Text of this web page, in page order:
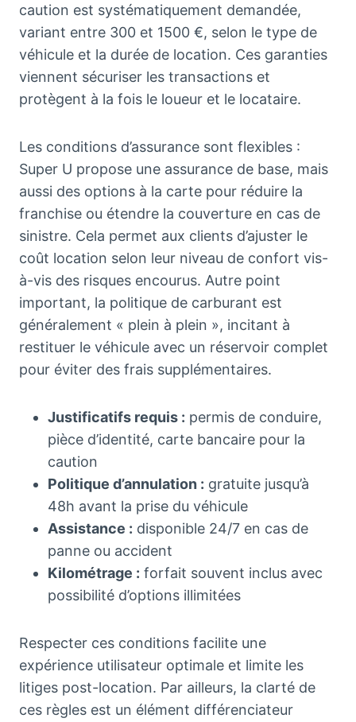
caution est systématiquement demandée,
variant entre 300 et 1500 €, selon le type de
véhicule et la durée de location. Ces garanties
viennent sécuriser les transactions et
protègent à la fois le loueur et le locataire.
Les conditions d’assurance sont flexibles :
Super U propose une assurance de base, mais
aussi des options à la carte pour réduire la
franchise ou étendre la couverture en cas de
sinistre. Cela permet aux clients d’ajuster le
coût location selon leur niveau de confort vis-
à-vis des risques encourus. Autre point
important, la politique de carburant est
généralement « plein à plein », incitant à
restituer le véhicule avec un réservoir complet
pour éviter des frais supplémentaires.
Justificatifs requis : permis de conduire,
pièce d’identité, carte bancaire pour la
caution
Politique d’annulation : gratuite jusqu’à
48h avant la prise du véhicule
Assistance : disponible 24/7 en cas de
panne ou accident
Kilométrage : forfait souvent inclus avec
possibilité d’options illimitées
Respecter ces conditions facilite une
expérience utilisateur optimale et limite les
litiges post-location. Par ailleurs, la clarté de
ces règles est un élément différenciateur